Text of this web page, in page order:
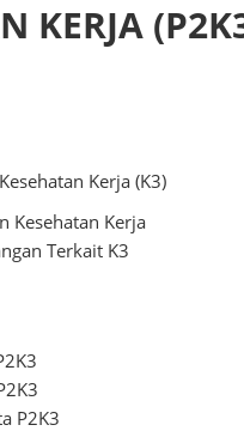
KERJA
Kerja (K3)
Kesehatan Kerja
Terkait K3
P2K3